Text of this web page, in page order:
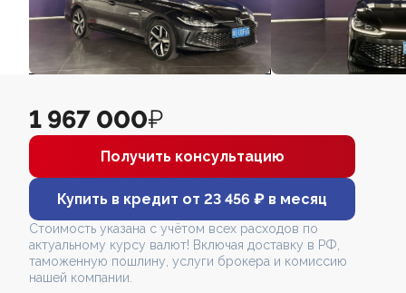
1 967 000₽
Получить консультацию
Купить в кредит от 23 456 ₽ в месяц
Стоимость указана с учётом всех расходов по
актуальному курсу валют! Включая доставку в РФ,
таможенную пошлину, услуги брокера и комиссию
нашей компании.